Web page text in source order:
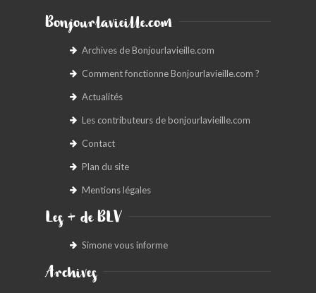
Bonjourlavieille.com
Archives de Bonjourlavieille.com
Comment fonctionne Bonjourlavieille.com ?
Actualités
Les contributeurs de bonjourlavieille.com
Contact
Plan du site
Mentions légales
Les + de BLV
Simone vous informe
Archives